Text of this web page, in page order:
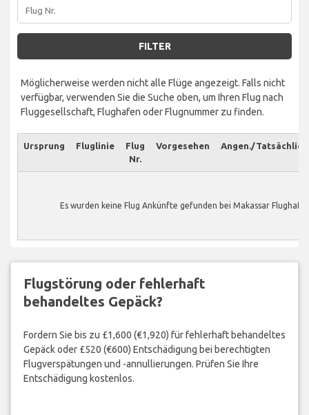
FILTER
Möglicherweise werden nicht alle Flüge angezeigt. Falls nicht
verfügbar, verwenden Sie die Suche oben, um Ihren Flug nach
Fluggesellschaft, Flughafen oder Flugnummer zu finden.
Ursprung Fluglinie
Flug
Nr.
Vorgesehen Angen./Tatsächlich
Es wurden keine Flug Ankünfte gefunden bei Makassar
Flugstörung oder fehlerhaft
behandeltes Gepäck?
Fordern Sie bis zu £1,600 (€1,920) für fehlerhaft behandeltes
Gepäck oder £520 (€600) Entschädigung bei berechtigten
Flugverspätungen und -annullierungen. Prüfen Sie Ihre
Entschädigung kostenlos.